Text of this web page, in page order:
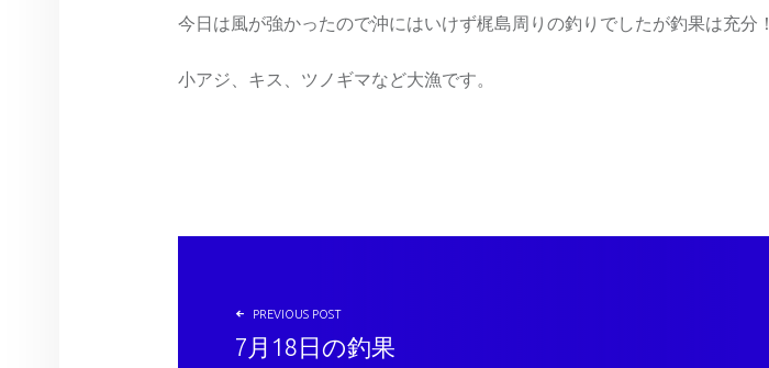
今日は風が強かったので沖にはいけず梶島周りの釣りでしたが釣果は充分！
小アジ、キス、ツノギマなど大漁です。
投稿ナビゲーション
PREVIOUS POST
7月18日の釣果